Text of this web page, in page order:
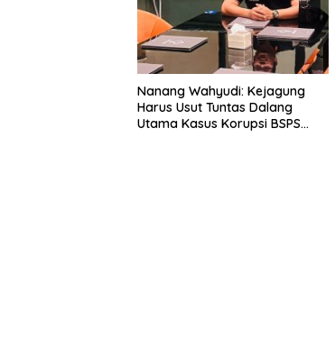
Nanang Wahyudi: Kejagung
Harus Usut Tuntas Dalang
Utama Kasus Korupsi BSPS